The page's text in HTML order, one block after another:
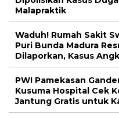
Malapraktik
Waduh! Rumah Sakit
Puri Bunda Madura
Dilaporkan, Kasus
PWI Pamekasan
Kusuma Hospital Cek
Jantung Gratis untuk